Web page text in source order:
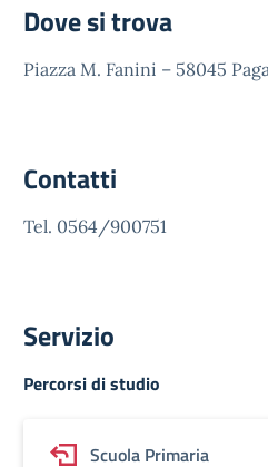
Dove si trova
Piazza M. Fanini – 58045
Contatti
Tel. 0564/900751
Servizio
Percorsi di studio
Scuola Primaria